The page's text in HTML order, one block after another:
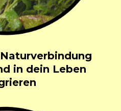
in dein Leben